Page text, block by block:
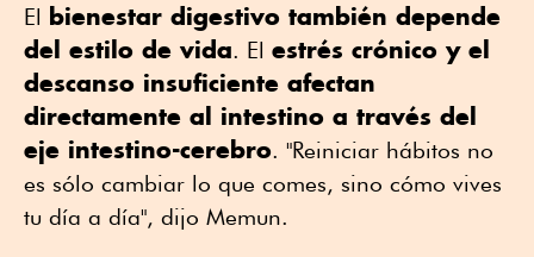
El bienestar digestivo también depende
del estilo de vida. El estrés crónico y el
descanso insuficiente afectan
directamente al intestino a través del
eje intestino-cerebro. "Reiniciar hábitos no
es sólo cambiar lo que comes, sino cómo vives
tu día a día", dijo Memun.